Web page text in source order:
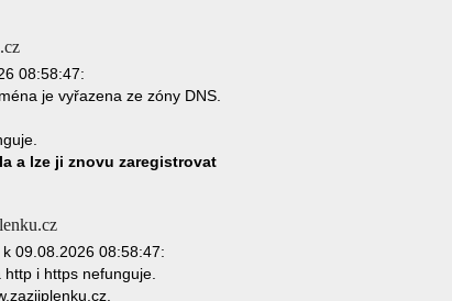
08:58:47:
je vyřazena ze zóny DNS.
a lze ji znovu zaregistrovat
09.08.2026 08:58:47:
i https nefunguje.